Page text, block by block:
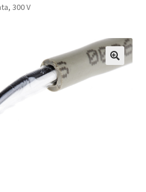
300 V
🔍